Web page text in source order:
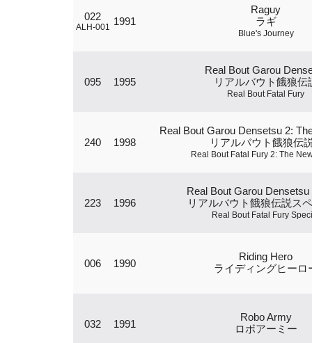
022
ALH-001 1991
Raguy
ラギ
Blue's Journey
095 1995
Real Bout Garou
リアルバウト餓狼伝
Real Bout Fatal Fury
240 1998
Real Bout Garou Densetsu 2:
リアルバウト餓狼伝
Real Bout Fatal Fury 2: The
223 1996
Real Bout Garou Densetsu
リアルバウト餓狼伝説ス
Real Bout Fatal Fury
006 1990
Riding Hero
ライディングヒーロ
032 1991
Robo Army
ロボアーミー